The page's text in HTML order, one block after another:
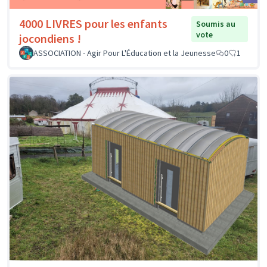
4000 LIVRES pour les enfants
jocondiens !
Soumis au
vote
ASSOCIATION - Agir Pour L'Éducation et la Jeunesse
0 1